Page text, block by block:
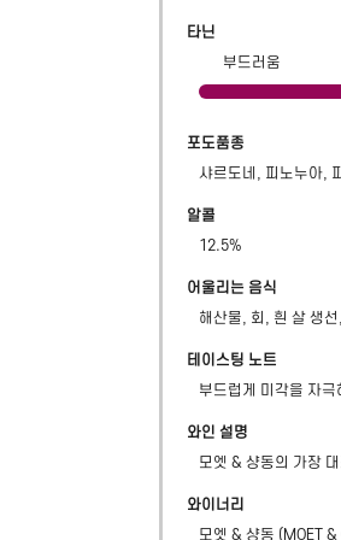
타닌
부드러움
포도품종
샤르도네, 피노누아,
알콜
12.5%
어울리는 음식
해산물, 회, 흰 살 생선
테이스팅 노트
부드럽게 미각을 자
와인 설명
모엣 & 샹동의 가장
와이너리
모엣 & 샹동 ( MOET &